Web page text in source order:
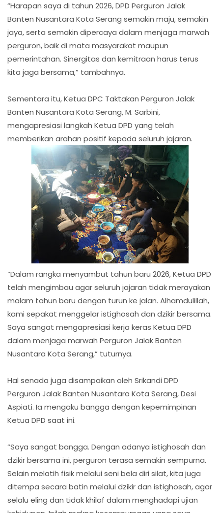
“Harapan saya di tahun 2026, DPD Perguron Jalak
Banten Nusantara Kota Serang semakin maju, semakin
jaya, serta semakin dipercaya dalam menjaga marwah
perguron, baik di mata masyarakat maupun
pemerintahan. Sinergitas dan kemitraan harus terus
kita jaga bersama,” tambahnya.
Sementara itu, Ketua DPC Taktakan Perguron Jalak
Banten Nusantara Kota Serang, M. Sarbini,
mengapresiasi langkah Ketua DPD yang telah
memberikan arahan positif kepada seluruh jajaran.
“Dalam rangka menyambut tahun baru 2026, Ketua DPD
telah mengimbau agar seluruh jajaran tidak merayakan
malam tahun baru dengan turun ke jalan. Alhamdulillah,
kami sepakat menggelar istighosah dan dzikir bersama.
Saya sangat mengapresiasi kerja keras Ketua DPD
dalam menjaga marwah Perguron Jalak Banten
Nusantara Kota Serang,” tuturnya.
Hal senada juga disampaikan oleh Srikandi DPD
Perguron Jalak Banten Nusantara Kota Serang, Desi
Aspiati. Ia mengaku bangga dengan kepemimpinan
Ketua DPD saat ini.
“Saya sangat bangga. Dengan adanya istighosah dan
dzikir bersama ini, perguron terasa semakin sempurna.
Selain melatih fisik melalui seni bela diri silat, kita juga
ditempa secara batin melalui dzikir dan istighosah, agar
selalu eling dan tidak khilaf dalam menghadapi ujian